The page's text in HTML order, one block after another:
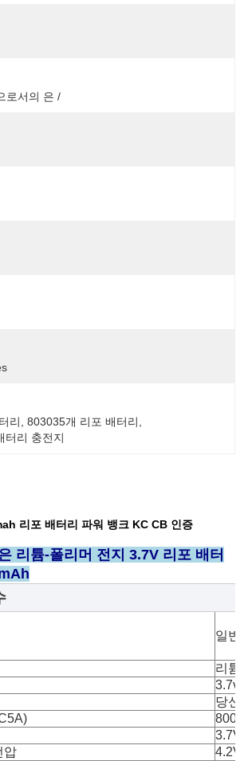
로서의 은 /
리
803035개 리포 배터리
터리 충전지
리포 배터리 파워 뱅크 KC CB 인증
리튬-폴리머 전지 3.7V 리포 배터
일반
리튬
3.7v
당신
3.7V
압
4.2V